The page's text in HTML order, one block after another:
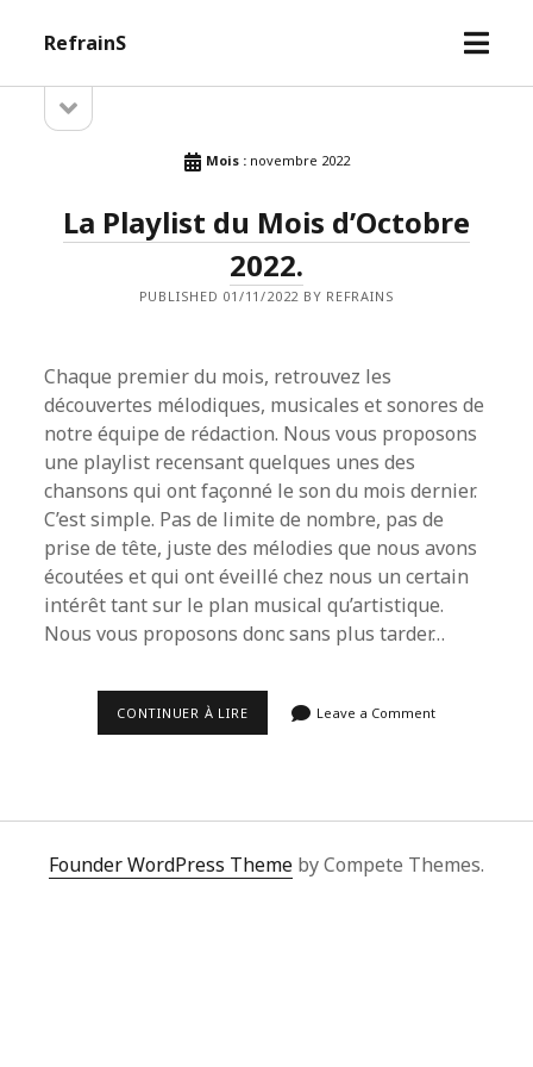
RefrainS
open
Sidebarsidebar
Mois : novembre 2022
La Playlist du Mois d’Octobre
2022.
PUBLISHED 01/11/2022 BY REFRAINS
Chaque premier du mois, retrouvez les
découvertes mélodiques, musicales et sonores de
notre équipe de rédaction. Nous vous proposons
une playlist recensant quelques unes des
chansons qui ont façonné le son du mois dernier.
C’est simple. Pas de limite de nombre, pas de
prise de tête, juste des mélodies que nous avons
écoutées et qui ont éveillé chez nous un certain
intérêt tant sur le plan musical qu’artistique.
Nous vous proposons donc sans plus tarder…
CONTINUER À LIRELA
Leave a Comment
Founder WordPress Theme by Compete Themes.